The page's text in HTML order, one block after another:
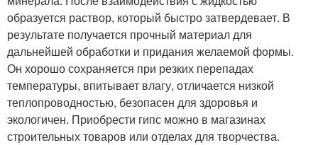
образуется раствор, который быстро затвердевает. В
результате получается прочный материал для
дальнейшей обработки и придания желаемой формы.
Он хорошо сохраняется при резких перепадах
температуры, впитывает влагу, отличается низкой
теплопроводностью, безопасен для здоровья и
экологичен. Приобрести гипс можно в магазинах
строительных товаров или отделах для творчества.